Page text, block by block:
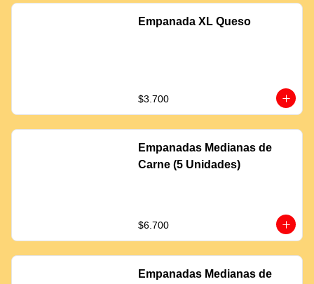
Empanada XL Queso
$3.700
Empanadas Medianas de
Carne (5 Unidades)
$6.700
Empanadas Medianas de